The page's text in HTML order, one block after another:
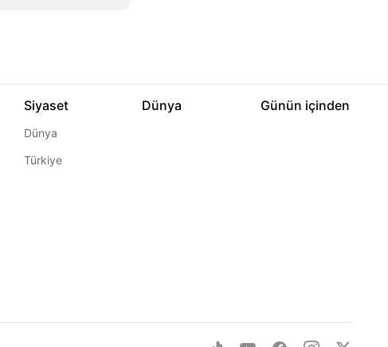
Siyaset
Dünya
Türkiye
Dünya Günün içinden